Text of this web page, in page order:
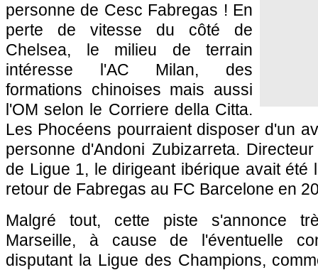
personne de Cesc Fabregas ! En
perte de vitesse du côté de
Chelsea, le milieu de terrain
intéresse l'AC Milan, des
formations chinoises mais aussi
l'OM selon le Corriere della Citta.
Les Phocéens pourraient disposer d'un
personne d'Andoni Zubizarreta.
de Ligue 1, le dirigeant ibérique avait été
retour de Fabregas au FC Barcelone en
Malgré tout, cette piste s'annonce
Marseille, à cause de l'éventuelle
disputant la Ligue des Champions,